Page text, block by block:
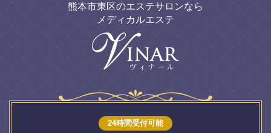
熊本市東区のエステサロンなら
メディカルエステ
24時間受付可能